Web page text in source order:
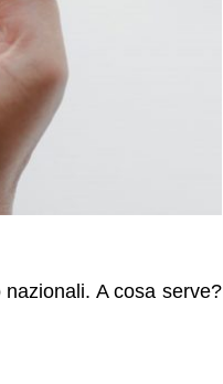
A cosa serve?